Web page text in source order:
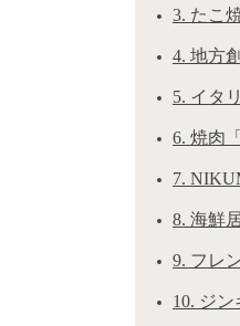
3. たこ
4. 地方
5. イタ
6. 焼肉
7.
8. 海鮮
9. フレ
10. ジ